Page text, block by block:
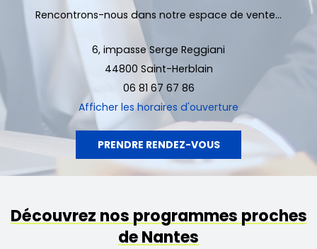
Rencontrons-nous dans notre espace de vente...
6, impasse Serge Reggiani
44800 Saint-Herblain
06 81 67 67 86
Afficher les horaires d'ouverture
PRENDRE RENDEZ-VOUS
Découvrez nos programmes proches
de Nantes